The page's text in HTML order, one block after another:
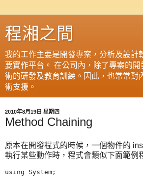
程湘之間
我的工作主要是開發專案，分析及設計
要實作平台。 在公司內，除了專案的
術的研發及教育訓練。因此，也常常對
術支援。
2010年8月19日 星期四
Method Chaining
原本在開發程式的時候，一個物件的
執行某些動作時，程式會類似下面範例
using System;